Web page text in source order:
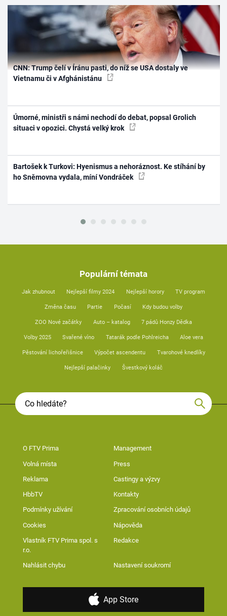
CNN: Trump čelí v Íránu pasti, do níž se USA dostaly ve
Vietnamu či v Afghánistánu
Úmorné, ministři s námi nechodí do debat, popsal Grolich
situaci v opozici. Chystá velký krok
Bartošek k Turkovi: Hyenismus a nehoráznost. Ke stíhání by
ho Sněmovna vydala, míní Vondráček
Populární témata
Jak zhubnout Nejlepší filmy 2024 Nejlepší horory TV program
Změna času Partie Počasí Kdy budou volby
ZOO Nové začátky Auto – katalog 7 pádů Honzy Dědka
Volby 2025 Svařené víno Tatarák podle Pohlreicha Aloe vera
Pěstování lichořeřišnice Výpočet ascendentu Tvarohové knedlíky
Nejlepší palačinky Švestkový koláč
O FTV Prima Management
Volná místa Press
Reklama Castingy a výzvy
HbbTV Kontakty
Podmínky užívání Zpracování osobních údajů
Cookies Nápověda
Vlastník FTV Prima spol. s
r.o.
Redakce
Nahlásit chybu Nastavení soukromí
App Store